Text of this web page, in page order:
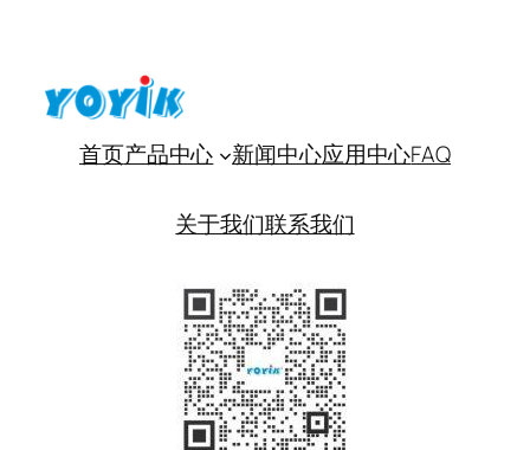
首页产品中心 新闻中心应用中心FAQ
关于我们联系我们